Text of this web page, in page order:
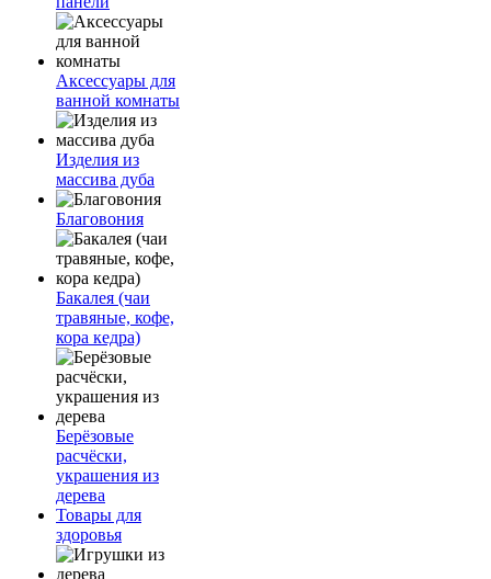
Аксессуары для
ванной комнаты
Изделия из
массива дуба
Благовония
Бакалея (чаи
травяные, кофе,
кора кедра)
Берёзовые
расчёски,
украшения из
дерева
Товары для
здоровья